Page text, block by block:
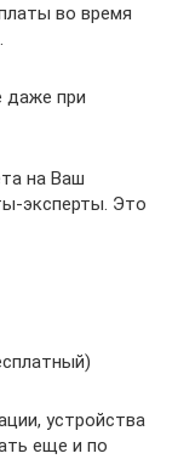
во время
даже при
на Ваш
эксперты. Это
устройства
еще и по